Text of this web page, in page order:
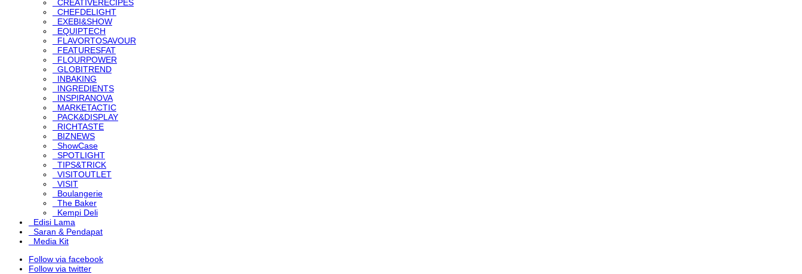
CREATIVERECIPES
CHEFDELIGHT
EXEBI&SHOW
EQUIPTECH
FLAVORTOSAVOUR
FEATURESFAT
FLOURPOWER
GLOBITREND
INBAKING
INGREDIENTS
INSPIRANOVA
MARKETACTIC
PACK&DISPLAY
RICHTASTE
BIZNEWS
ShowCase
SPOTLIGHT
TIPS&TRICK
VISITOUTLET
VISIT
Boulangerie
The Baker
Kempi Deli
Edisi Lama
Saran & Pendapat
Media Kit
Follow via facebook
Follow via twitter